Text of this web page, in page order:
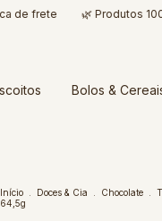
🌿 Produtos 100%
Bolos &
Início Doces & Cia Chocolate
64,5g